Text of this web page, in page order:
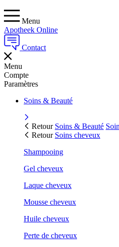
Menu
Apotheek Online
Contact
Menu
Compte
Paramètres
Soins & Beauté
Retour Soins & Beauté
Retour Soins cheveux
Shampooing
Gel cheveux
Laque cheveux
Mousse cheveux
Huile cheveux
Perte de cheveux